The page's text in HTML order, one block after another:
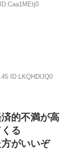
ID:LKQHDlJQ0
的不満が高
る
がいいぞ